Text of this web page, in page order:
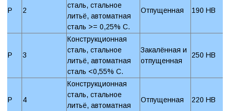
P 2
сталь, стальное
литьё, автоматная
сталь >= 0,25% C.
Отпущенная 190 HB
P 3
Конструкционная
сталь, стальное
литьё, автоматная
сталь <0,55% C.
Закалённая и
отпущенная
250 HB
P 4
Конструкционная
сталь, стальное
литьё, автоматная
Отпущенная 220 HB